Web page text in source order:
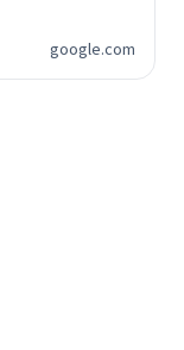
google.com